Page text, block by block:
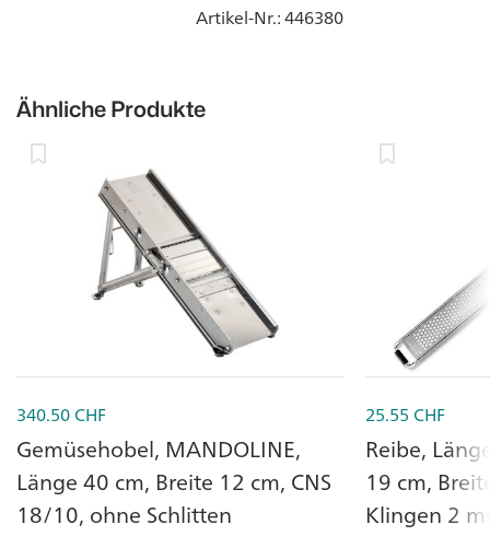
Artikel-Nr.: 446380
Ähnliche Produkte
340.50CHF
Gemüsehobel, MANDOLINE,
Länge 40 cm, Breite 12 cm, CNS
18/10, ohne Schlitten
25.55 CHF
Reibe,
19 cm,
Klingen 2